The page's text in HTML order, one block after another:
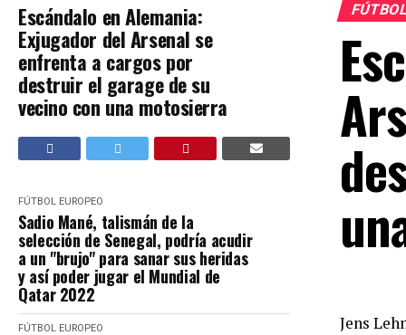
Escándalo en Alemania:
Exjugador del Arsenal se
enfrenta a cargos por
destruir el garage de su
vecino con una motosierra
FÚTBOL EUROPEO
Sadio Mané, talismán de la
selección de Senegal, podría acudir
a un "brujo" para sanar sus heridas
y así poder jugar el Mundial de
Qatar 2022
FÚTBOL EUROPEO
Jens